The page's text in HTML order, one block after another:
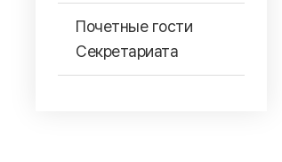
Почетные гости
Секретариата